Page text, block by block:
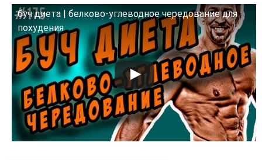
буч диета | белково-углеводное чередование для
похудения
Смотрите это видео на YouTube